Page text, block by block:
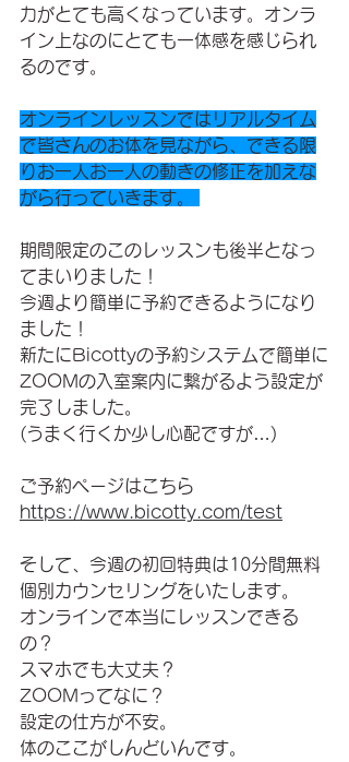
力がとても高くなっています。オンラ
イン上なのにとても一体感を感じられ
るのです。
オンラインレッスンではリアルタイム
で皆さんのお体を見ながら、できる限
りお一人お一人の動きの修正を加えな
がら行っていきます。
期間限定のこのレッスンも後半となっ
てまいりました！
今週より簡単に予約できるようになり
ました！
新たにBicottyの予約システムで簡単に
ZOOMの入室案内に繋がるよう設定が
完了しました。
(うまく行くか少し心配ですが…)
ご予約ページはこちら
https://www.bicotty.com/test
そして、今週の初回特典は10分間無料
個別カウンセリングをいたします。
オンラインで本当にレッスンできる
の？
スマホでも大丈夫？
ZOOMってなに？
設定の仕方が不安。
体のここがしんどいんです。